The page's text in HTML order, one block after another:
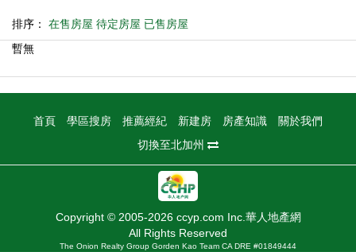
排序： 在售房屋 待定房屋 已售房屋
暫無
首頁 學區搜房 推薦經紀 新建房 房產知識
關於我們
切換至北加州
Copyright © 2005-2026 ccyp.com Inc.華人地產網
All Rights Reserved
The Onion Realty Group Gorden Kao Team CA DRE #01849444